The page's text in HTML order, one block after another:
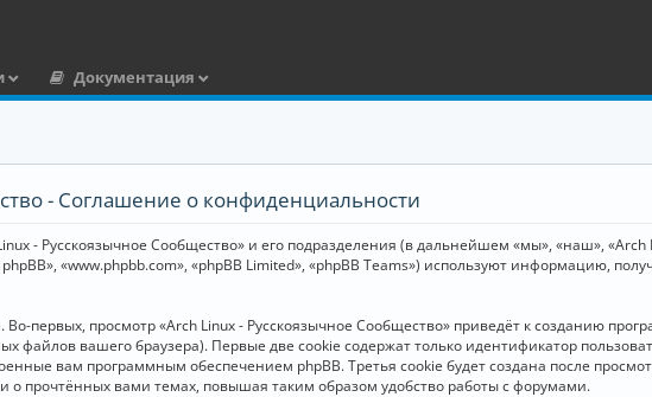
Документация
- Соглашение о конфиденциальности
- Русскоязычное Сообщество» и его подразделения (в дальнейшем «мы», «наш»,
«www.phpbb.com», «phpBB Limited», «phpBB Teams») используют информацию,
первых, просмотр «Arch Linux - Русскоязычное Сообщество» приведёт к созданию
файлов вашего браузера). Первые две cookie содержат только идентификатор
вам программным обеспечением phpBB. Третья cookie будет создана после
о прочтённых вами темах, повышая таким образом удобство работы с форумами.